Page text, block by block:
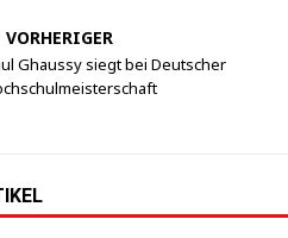
VORHERIGER
Ghaussy siegt bei Deutscher